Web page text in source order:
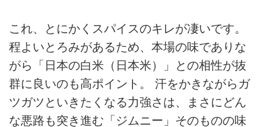
これ、とにかくスパイスのキレが凄いです。
程よいとろみがあるため、本場の味でありな
がら「日本の白米（日本米）」との相性が抜
群に良いのも高ポイント。 汗をかきながらガ
ツガツといきたくなる力強さは、まさにどん
な悪路も突き進む「ジムニー」そのものの味